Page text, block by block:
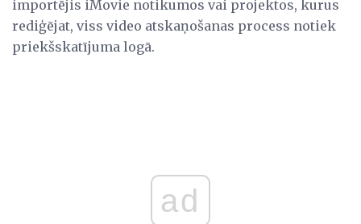
importējis iMovie notikumos vai projektos, kurus
rediģējat, viss video atskaņošanas process notiek
priekšskatījuma logā.
ad